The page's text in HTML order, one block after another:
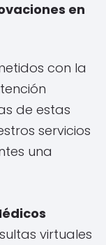
en
con la
de estas
servicios
una
virtuales